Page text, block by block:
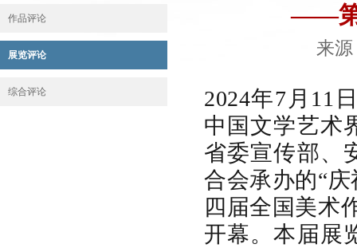
作品评论
展览评论
综合评论
——第
来源
2024年7月11
中国文学艺术
省委宣传部、
合会承办的“
四届全国美术
开幕。本届展